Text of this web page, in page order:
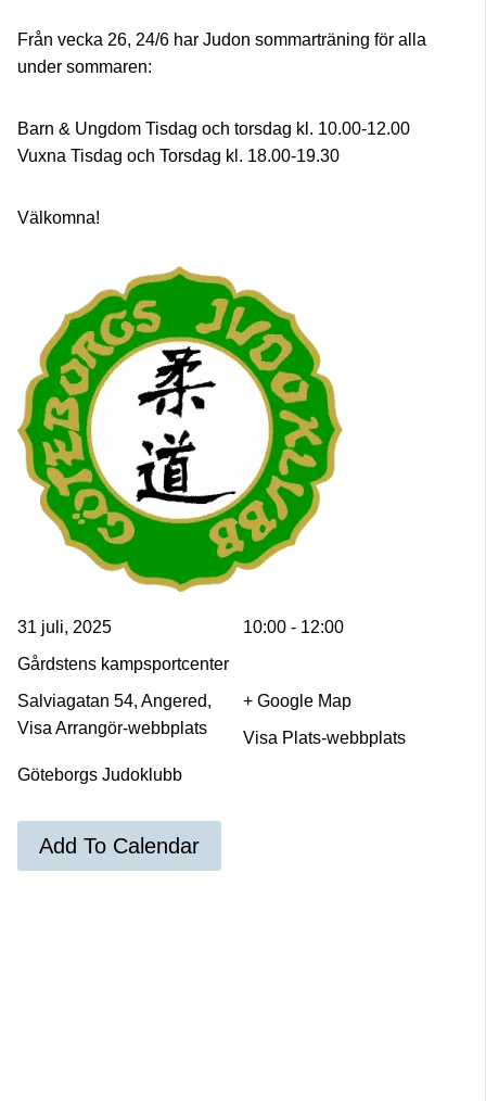
Från vecka 26, 24/6 har Judon sommarträning för alla
under sommaren:
Barn & Ungdom Tisdag och torsdag kl. 10.00-12.00
Vuxna Tisdag och Torsdag kl. 18.00-19.30
Välkomna!
31 juli, 2025
10:00 - 12:00
Gårdstens kampsportcenter
Salviagatan 54, Angered,
+ Google Map
Visa Plats-webbplats
Göteborgs Judoklubb
Visa Arrangör-webbplats
Add To Calendar